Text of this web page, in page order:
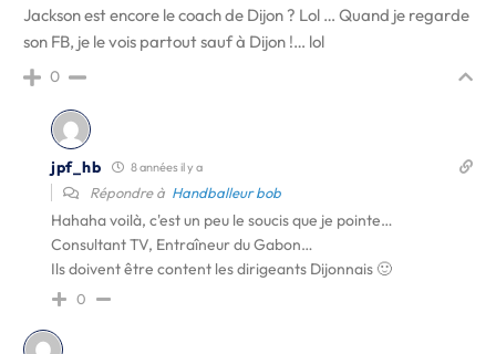
Jackson est encore le coach de Dijon ? Lol … Quand je regarde
son FB, je le vois partout sauf à Dijon !… lol
0
jpf_hb 8 années il y a
Répondre à Handballeur bob
Hahaha voilà, c'est un peu le soucis que je pointe…
Consultant TV, Entraîneur du Gabon…
Ils doivent être content les dirigeants Dijonnais 🙂
0